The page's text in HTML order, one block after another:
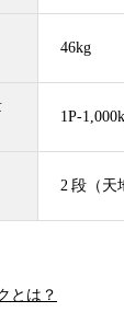
46kg
1P-
2 段（天
とは？